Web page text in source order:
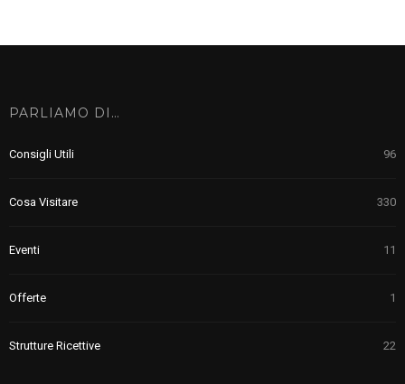
PARLIAMO DI…
Consigli Utili 96
Cosa Visitare 330
Eventi 11
Offerte 1
Strutture Ricettive 22